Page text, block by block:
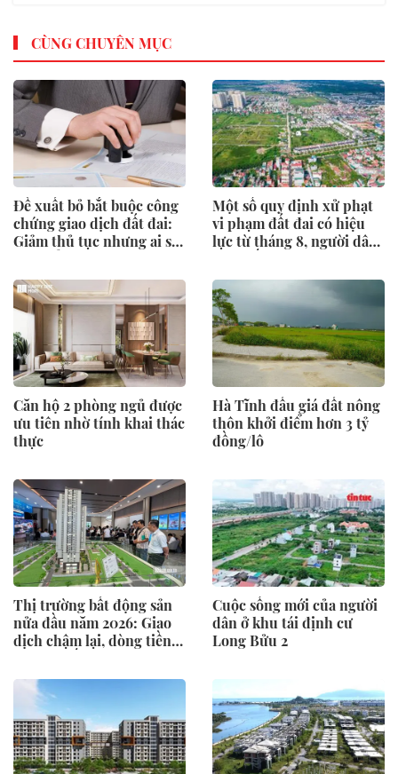
CÙNG CHUYÊN MỤC
Đề xuất bỏ bắt buộc công
chứng giao dịch đất đai:
Giảm thủ tục nhưng ai sẽ
Một số quy định xử phạt
vi phạm đất đai có hiệu
lực từ tháng 8, người dân
Căn hộ 2 phòng ngủ được
ưu tiên nhờ tính khai thác
thực
Hà Tĩnh đấu giá đất nông
thôn khởi điểm hơn 3 tỷ
đồng/lô
Thị trường bất động sản
nửa đầu năm 2026: Giao
dịch chậm lại, dòng tiền
trị thực
Cuộc sống mới của người
dân ở khu tái định cư
Long Bửu 2